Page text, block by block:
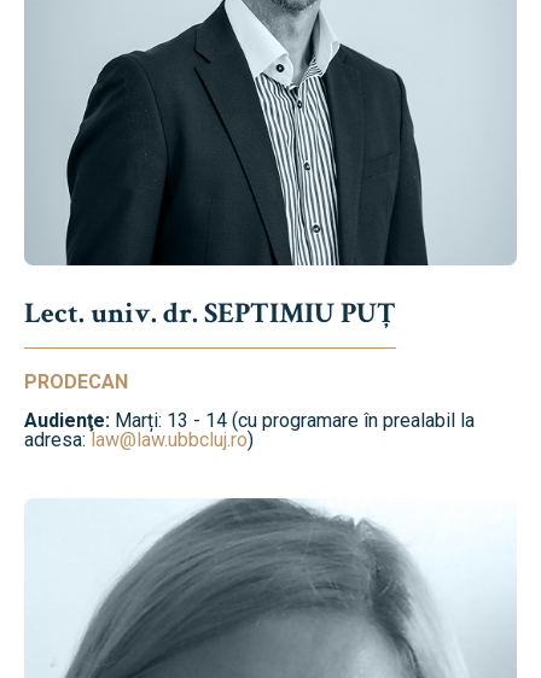
Lect. univ. dr. SEPTIMIU PUȚ
PRODECAN
Audienţe: Marți: 13 - 14 (cu programare în prealabil la
adresa:law@law.ubbcluj.ro)